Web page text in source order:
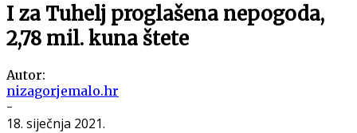
I za Tuhelj proglašena nepogoda,
2,78 mil. kuna štete
Autor:
nizagorjemalo.hr
-
18. siječnja 2021.